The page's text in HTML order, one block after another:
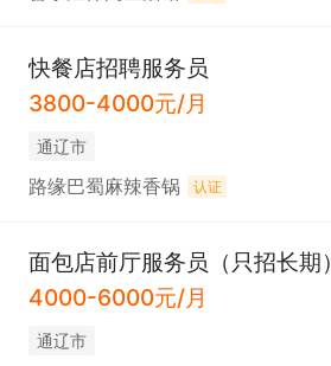
快餐店招聘服务员
3800-4000元/月
通辽市
路缘巴蜀麻辣香锅 认证
面包店前厅服务员（只招长期）
4000-6000元/月
通辽市